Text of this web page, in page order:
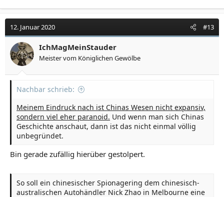
12. Januar 2020 #13
IchMagMeinStauder
Meister vom Königlichen Gewölbe
Nachbar schrieb:
Meinem Eindruck nach ist Chinas Wesen nicht expansiv,
sondern viel eher paranoid. Und wenn man sich Chinas
Geschichte anschaut, dann ist das nicht einmal völlig
unbegründet.
Bin gerade zufällig hierüber gestolpert.
So soll ein chinesischer Spionagering dem chinesisch-
australischen Autohändler Nick Zhao in Melbourne eine